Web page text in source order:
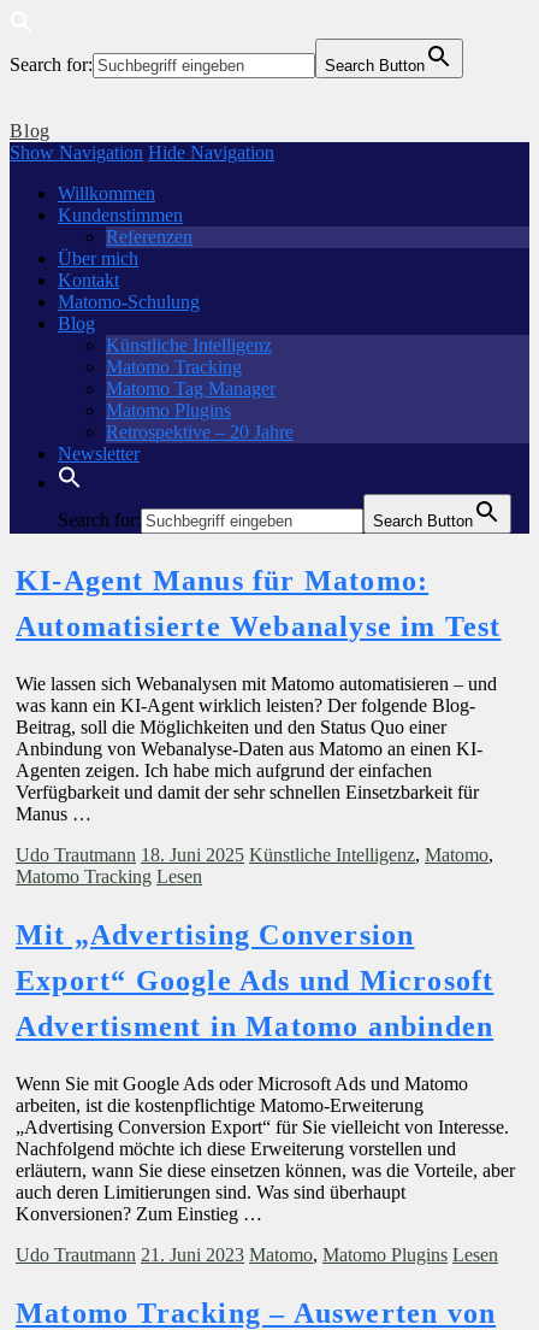
Search for: Search Button
Blog
Show Navigation Hide Navigation
Willkommen
Kundenstimmen
Referenzen
Über mich
Kontakt
Matomo-Schulung
Blog
Künstliche Intelligenz
Matomo Tracking
Matomo Tag Manager
Matomo Plugins
Retrospektive – 20 Jahre
Newsletter
Search for: Search Button
KI-Agent Manus für Matomo:
Automatisierte Webanalyse im Test
Wie lassen sich Webanalysen mit Matomo automatisieren – und
was kann ein KI-Agent wirklich leisten? Der folgende Blog-
Beitrag, soll die Möglichkeiten und den Status Quo einer
Anbindung von Webanalyse-Daten aus Matomo an einen KI-
Agenten zeigen. Ich habe mich aufgrund der einfachen
Verfügbarkeit und damit der sehr schnellen Einsetzbarkeit für
Manus …
Udo Trautmann 18. Juni 2025 Künstliche Intelligenz, Matomo,
Matomo Tracking Lesen
Mit „Advertising Conversion
Export“ Google Ads und Microsoft
Advertisment in Matomo anbinden
Wenn Sie mit Google Ads oder Microsoft Ads und Matomo
arbeiten, ist die kostenpflichtige Matomo-Erweiterung
„Advertising Conversion Export“ für Sie vielleicht von Interesse.
Nachfolgend möchte ich diese Erweiterung vorstellen und
erläutern, wann Sie diese einsetzen können, was die Vorteile, aber
auch deren Limitierungen sind. Was sind überhaupt
Konversionen? Zum Einstieg …
Udo Trautmann 21. Juni 2023 Matomo, Matomo Plugins Lesen
Matomo Tracking – Auswerten von